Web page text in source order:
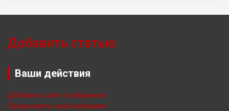
Добавить статью
Ваши действия
Добавить сайт в избранное
Предложить свой материал